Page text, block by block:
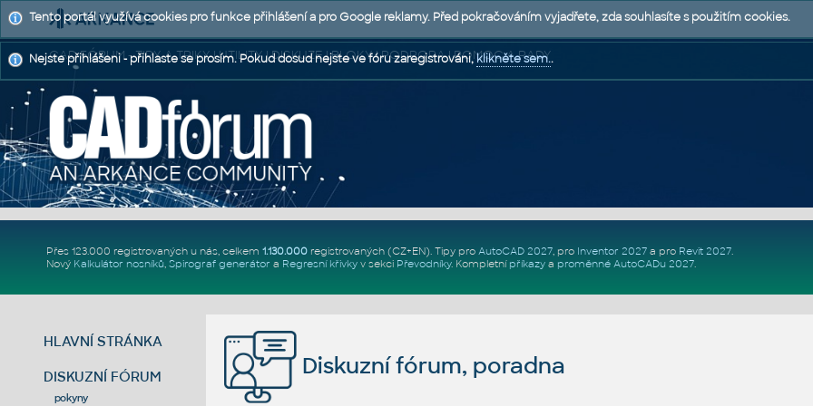
CAD FÓRUM - TIPY A TRIKY | UTILITY | DISKUZE | BLOKY | PODPORA | POMOC A RADY
Přes 123.000 registrovaných u nás, celkem 1.130.000registrovaných (CZ+EN). Tipy pro AutoCAD 2027, pro Inventor 2027a pro Revit 2027.
Nový Kalkulátor nosníků, Spirograf generátor a Regresní křivkyv sekci Převodníky. Kompletní příkazya proměnné AutoCADu 2027.
HLAVNÍ STRÁNKA
DISKUZNÍ FÓRUM
pokyny
Diskuzní fórum, poradna
Tento portál využívá cookies pro funkce přihlášení a pro Google reklamy. Před pokračováním vyjadřete, zda souhlasíte s použitím cookies.
Nejste přihlášeni - přihlaste se prosím. Pokud dosud nejste ve fóru zaregistrováni,klikněte sem..